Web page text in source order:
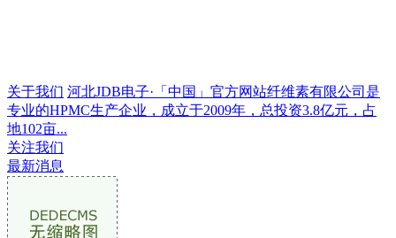
关于我们 河北JDB电子·「中国」官方网站纤维素有限公司是
专业的HPMC生产企业，成立于2009年，总投资3.8亿元，占
地102亩...
关注我们
最新消息